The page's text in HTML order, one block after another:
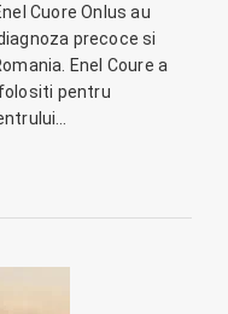
Cuore Onlus au
precoce si
Enel Coure a
pentru